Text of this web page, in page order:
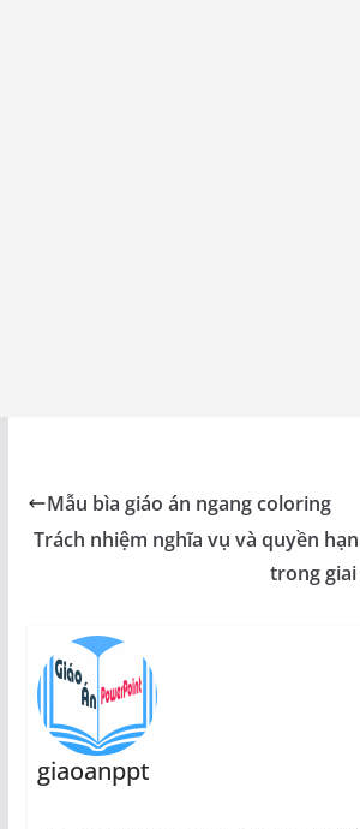
Mẫu bìa giáo án ngang coloring
Trách nhiệm nghĩa vụ và quyền
trong
giaoanppt